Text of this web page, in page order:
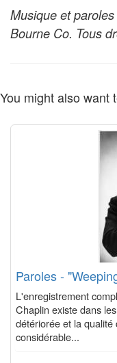
Musique et
Bourne Co. Tous
You might also want
Paroles -
L'enregistrement
Chaplin existe dans
détériorée et la
considérable...